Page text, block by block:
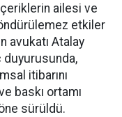
ailesi ve
etkiler
avukatı Atalay
duyurusunda,
itibarını
baskı ortamı
sürüldü.